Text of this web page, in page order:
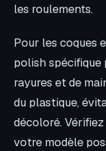
les roulements.
Pour les coques
polish
rayures et de
du plastique,
décoloré.
votre modèle